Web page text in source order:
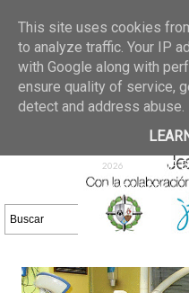
02 jun 2026
30/05/2026
DE FOTOS 23/
2026
GALERIA
16/05/2026
DE FOTOS
2026
GALERIA
26/04/2026
This site uses cookies
to analyze traffic. Your IP
with Google along with
ensure quality of service,
detect and address abuse.